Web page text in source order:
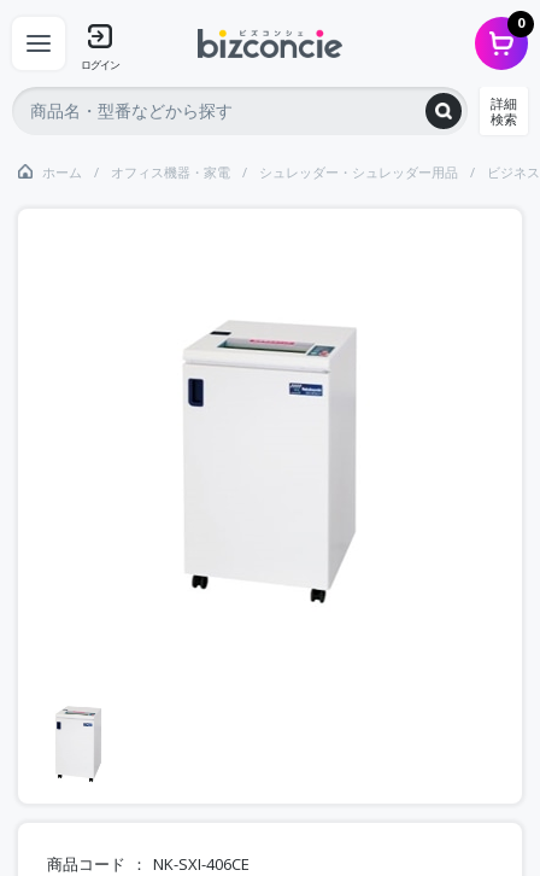
ログイン
0
詳細
検索
ホーム オフィス機器・家電 シュレッダー・シュレッダー用品 ビジネ
商品コード NK-SXI-406CE